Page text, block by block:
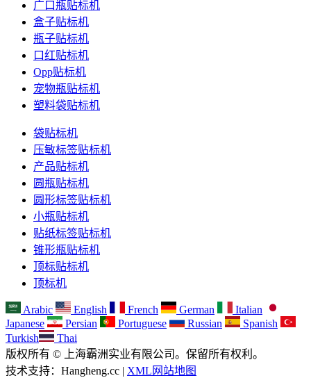
广口瓶贴标机
盒子贴标机
瓶子贴标机
口红贴标机
Opp贴标机
宠物瓶贴标机
塑料袋贴标机
袋贴标机
压敏标签贴标机
产品贴标机
圆瓶贴标机
圆形标签贴标机
小瓶贴标机
贴纸标签贴标机
锥形瓶贴标机
顶标贴标机
顶标机
Arabic English French German
Italian
Japanese
Persian Portuguese Russian
Spanish
Turkish
Thai
版权所有 © 上海霸洲实业有限公司。保留所有权利。
技术支持：Hangheng.cc | XML网站地图